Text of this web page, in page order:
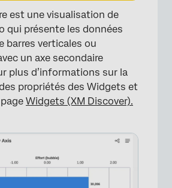
est une visualisation de
qui présente les données
barres verticales ou
un axe secondaire
plus d’informations sur la
propriétés des Widgets et
Widgets (XM Discover).